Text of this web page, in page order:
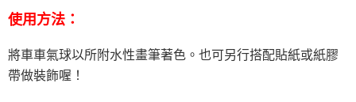
使用方法：
將車車氣球以所附水性畫筆著色。也可另行搭配貼紙或紙膠
帶做裝飾喔！